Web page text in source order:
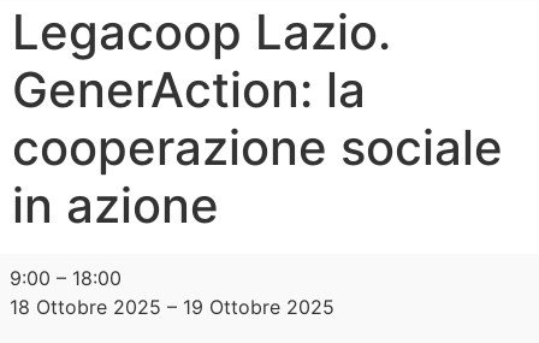
Legacoop Lazio.
GenerAction: la
cooperazione sociale
in azione
9:00 – 18:00
18 Ottobre 2025 – 19 Ottobre 2025